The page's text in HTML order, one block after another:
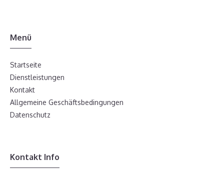
Menü
Startseite
Dienstleistungen
Kontakt
Allgemeine Geschäftsbedingungen
Datenschutz
Kontakt Info